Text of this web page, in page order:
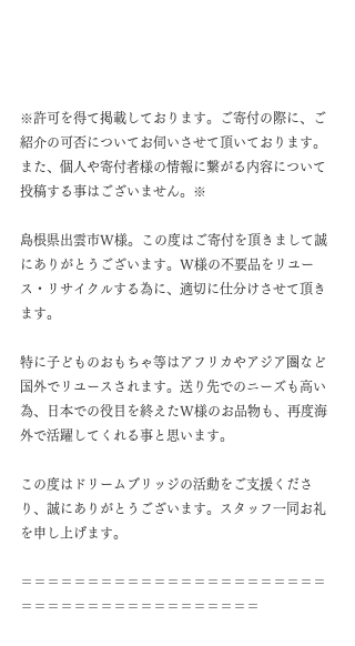
※許可を得て掲載しております。ご寄付の際に、ご
紹介の可否についてお伺いさせて頂いております。
また、個人や寄付者様の情報に繋がる内容について
投稿する事はございません。※
島根県出雲市W様。この度はご寄付を頂きまして誠
にありがとうございます。W様の不要品をリユー
ス・リサイクルする為に、適切に仕分けさせて頂き
ます。
特に子どものおもちゃ等はアフリカやアジア圏など
国外でリユースされます。送り先でのニーズも高い
為、日本での役目を終えたW様のお品物も、再度海
外で活躍してくれる事と思います。
この度はドリームブリッジの活動をご支援くださ
り、誠にありがとうございます。スタッフ一同お礼
を申し上げます。
＝＝＝＝＝＝＝＝＝＝＝＝＝＝＝＝＝＝＝＝＝＝＝
＝＝＝＝＝＝＝＝＝＝＝＝＝＝＝＝＝＝